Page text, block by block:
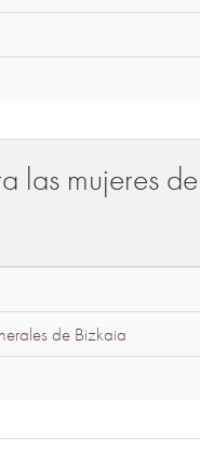
las mujeres
de Bizkaia